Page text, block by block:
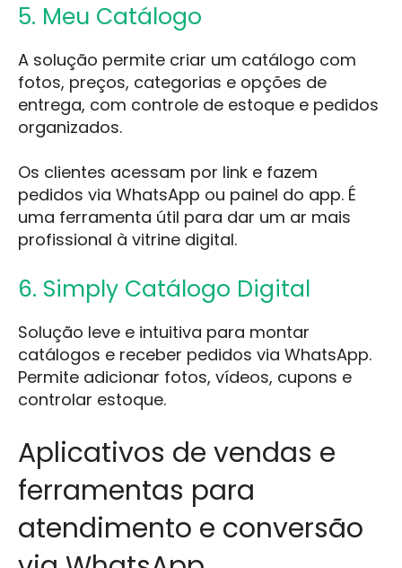
5. Meu Catálogo
A solução permite criar um catálogo com
fotos, preços, categorias e opções de
entrega, com controle de estoque e pedidos
organizados.
Os clientes acessam por link e fazem
pedidos via WhatsApp ou painel do app. É
uma ferramenta útil para dar um ar mais
profissional à vitrine digital.
6. Simply Catálogo Digital
Solução leve e intuitiva para montar
catálogos e receber pedidos via WhatsApp.
Permite adicionar fotos, vídeos, cupons e
controlar estoque.
Aplicativos de vendas e
ferramentas para
atendimento e conversão